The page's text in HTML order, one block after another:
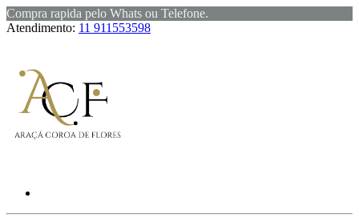
Compra rapida pelo Whats ou Telefone.
Atendimento: 11 911553598